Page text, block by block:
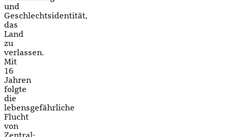
und
Geschlechtsidentität,
das
Land
zu
verlassen.
Mit
16
Jahren
folgte
die
lebensgefährliche
Flucht
von